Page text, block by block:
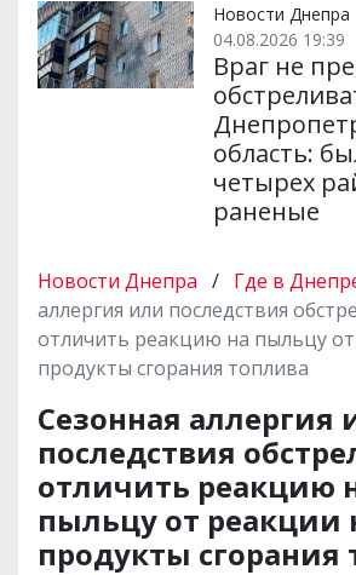
Новости Днепра
04.08.2026 19:39
Враг не
область:
четырех
раненые
Новости Днепра / Где в
аллергия или последствия
отличить реакцию на пыльцу
продукты сгорания топлива
Сезонная аллергия
последствия
отличить реакцию
пыльцу от реакции
продукты сгорания